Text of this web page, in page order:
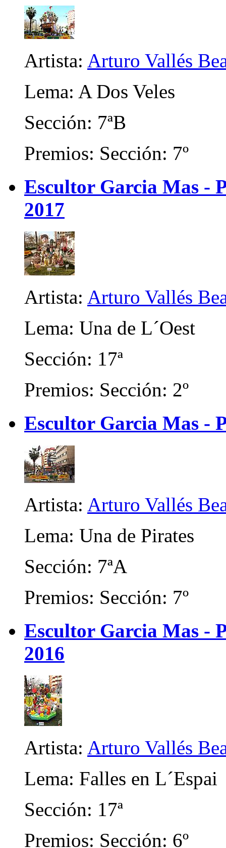
Artista: Arturo Vallés
Lema: A Dos Veles
Sección: 7ªB
Premios: Sección: 7º
Escultor Garcia Mas -
2017
Artista: Arturo Vallés
Lema: Una de L´Oest
Sección: 17ª
Premios: Sección: 2º
Escultor Garcia Mas -
Artista: Arturo Vallés
Lema: Una de Pirates
Sección: 7ªA
Premios: Sección: 7º
Escultor Garcia Mas -
2016
Artista: Arturo Vallés
Lema: Falles en L´Espai
Sección: 17ª
Premios: Sección: 6º